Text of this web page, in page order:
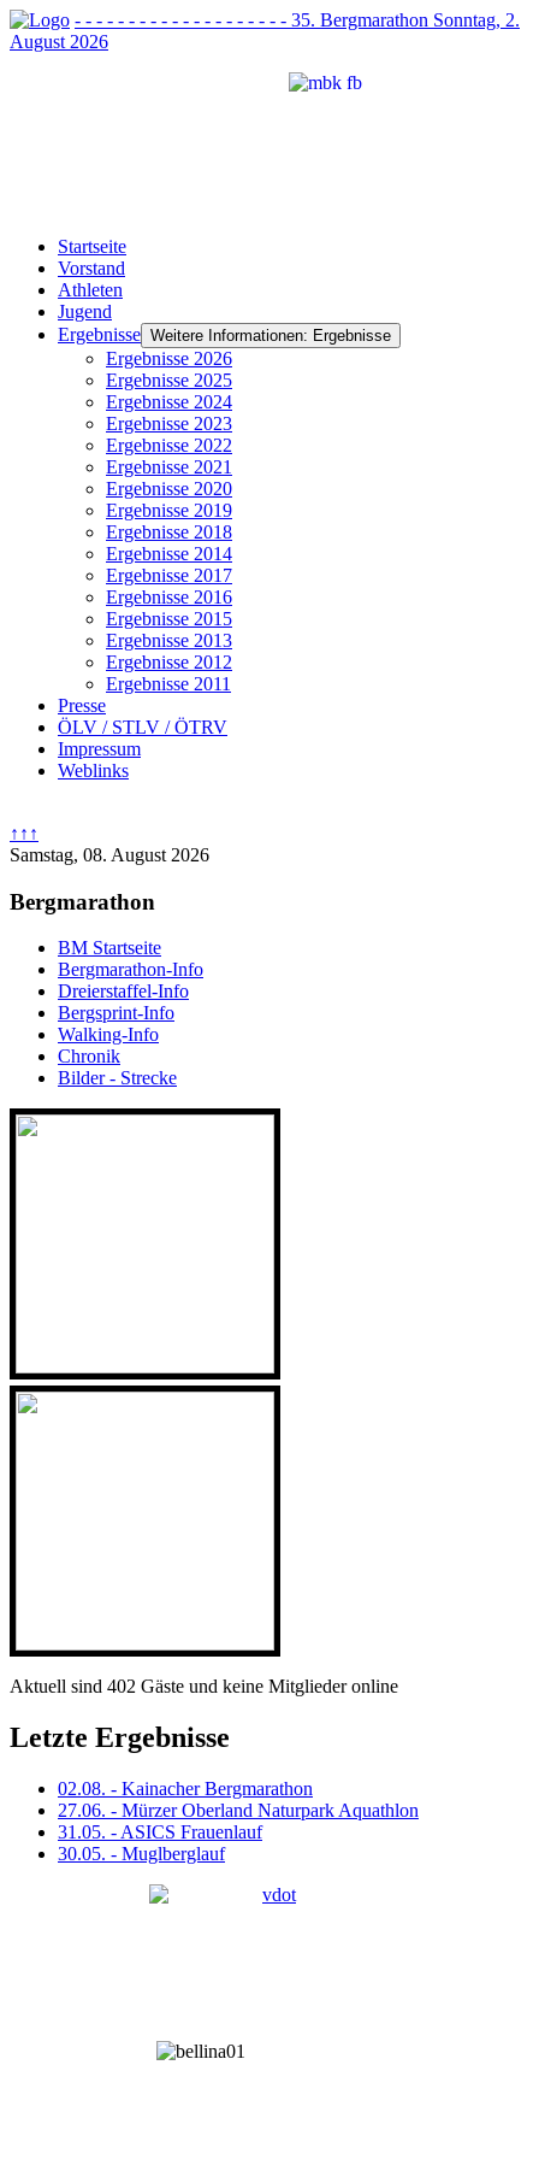
- - - - - - - - - - - - - - - - - - - - 35. Bergmarathon Sonntag, 2.
August 2026
Startseite
Vorstand
Athleten
Jugend
Ergebnisse Weitere Informationen: Ergebnisse
Ergebnisse 2026
Ergebnisse 2025
Ergebnisse 2024
Ergebnisse 2023
Ergebnisse 2022
Ergebnisse 2021
Ergebnisse 2020
Ergebnisse 2019
Ergebnisse 2018
Ergebnisse 2014
Ergebnisse 2017
Ergebnisse 2016
Ergebnisse 2015
Ergebnisse 2013
Ergebnisse 2012
Ergebnisse 2011
Presse
ÖLV / STLV / ÖTRV
Impressum
Weblinks
↑↑↑
Samstag, 08. August 2026
Bergmarathon
BM Startseite
Bergmarathon-Info
Dreierstaffel-Info
Bergsprint-Info
Walking-Info
Chronik
Bilder - Strecke
Aktuell sind 402 Gäste und keine Mitglieder online
Letzte Ergebnisse
02.08. - Kainacher Bergmarathon
27.06. - Mürzer Oberland Naturpark Aquathlon
31.05. - ASICS Frauenlauf
30.05. - Muglberglauf